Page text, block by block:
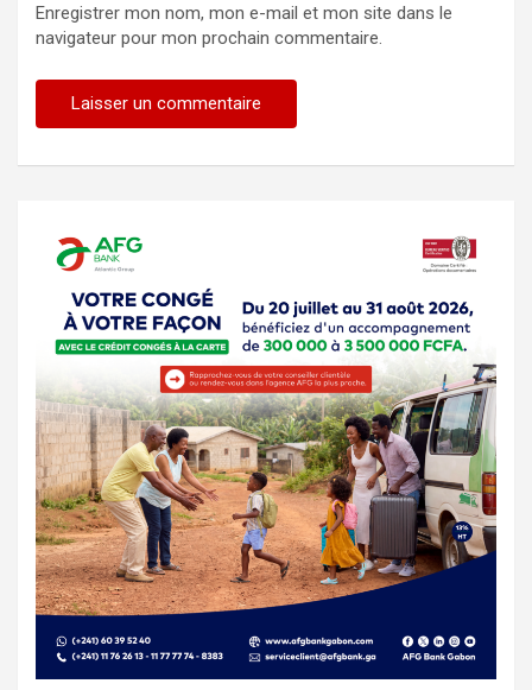
Enregistrer mon nom, mon e-mail et mon site dans le
navigateur pour mon prochain commentaire.